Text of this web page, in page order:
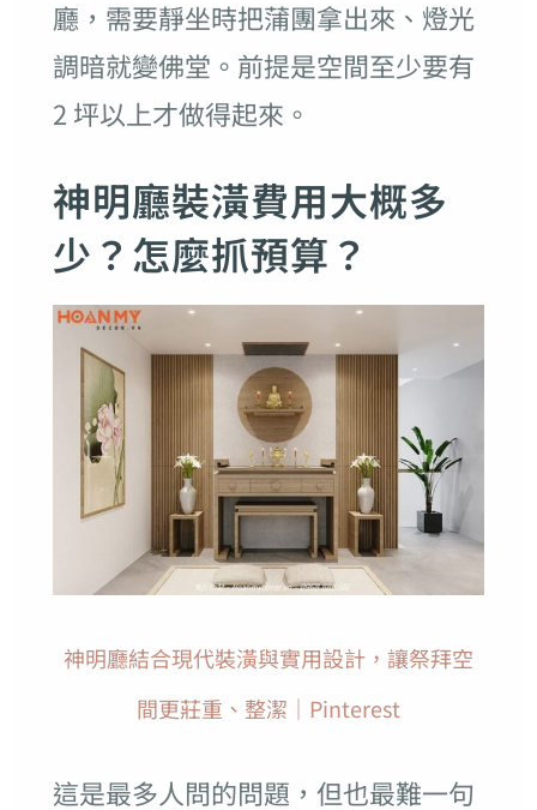
廳，需要靜坐時把蒲團拿出來、燈光
調暗就變佛堂。前提是空間至少要有
2 坪以上才做得起來。
神明廳裝潢費用大概多
少？怎麼抓預算？
神明廳結合現代裝潢與實用設計，讓祭拜空
間更莊重、整潔｜Pinterest
這是最多人問的問題，但也最難一句